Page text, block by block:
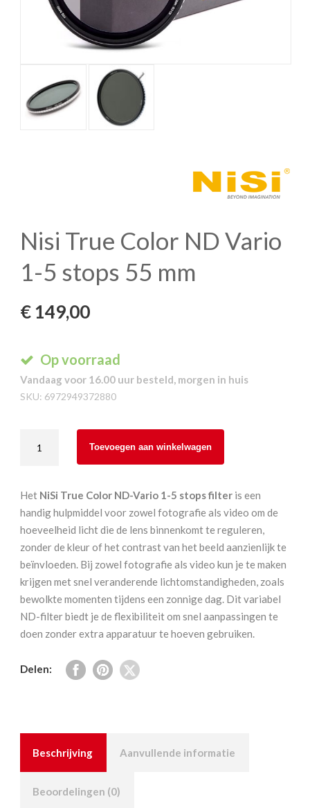
Nisi True Color ND Vario
1-5 stops 55 mm
€ 149,00
Op voorraad
Vandaag voor 16.00 uur besteld, morgen in huis
SKU: 6972949372880
True
ND
Vario
1-
stops
55
mm
aantal
Toevoegen aan winkelwagen
Het NiSi True Color ND-Vario 1-5 stops filter is een
handig hulpmiddel voor zowel fotografie als video om de
hoeveelheid licht die de lens binnenkomt te reguleren,
zonder de kleur of het contrast van het beeld aanzienlijk te
beïnvloeden. Bij zowel fotografie als video kun je te maken
krijgen met snel veranderende lichtomstandigheden, zoals
bewolkte momenten tijdens een zonnige dag. Dit variabel
ND-filter biedt je de flexibiliteit om snel aanpassingen te
doen zonder extra apparatuur te hoeven gebruiken.
Delen:
Beschrijving Aanvullende informatie
Beoordelingen (0)